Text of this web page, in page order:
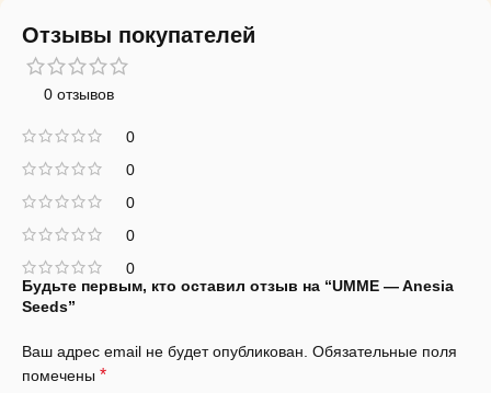
Отзывы покупателей
0 отзывов
0
0
0
0
0
Будьте первым, кто оставил отзыв на “UMME — Anesia
Seeds”
Ваш адрес email не будет опубликован. Обязательные поля
помечены *